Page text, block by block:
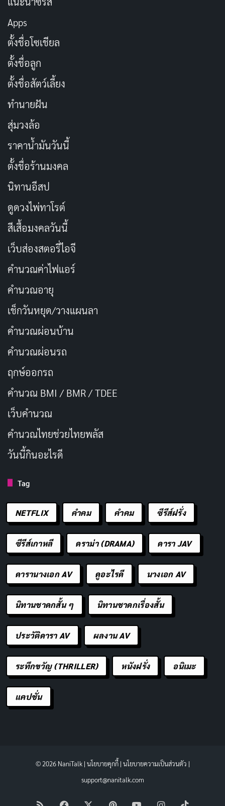
Apps
ตั้งชื่อโซเชียล
ตั้งชื่อลูก
ตั้งชื่อสัตว์เลี้ยง
ทำนายฝัน
สุ่มวงล้อ
ราคาน้ำมันวันนี้
ตั้งชื่อร้านมงคล
นิทานอีสป
ดูดวงไพ่ทาโรต์
สีเสื้อมงคลวันนี้
เว็บส่องสตอรี่ไอจี
คำนวณค่าไฟแอร์
คำนวณอายุ
เช็กวันหยุด/วางแผนลา
คำนวณผ่อนบ้าน
คำนวณผ่อนรถ
ฤกษ์ออกรถ
คำนวณ BMI / BMR / TDEE
เว็บคํานวณ
คํานวณไทยช่วยไทยพลัส
วันนี้กินอะไรดี
Tag
NETFLIX คำคม คําคม ซีรีส์ฝรั่ง
ซีรีส์เกาหลี ดราม่า (DRAMA) ดารา JAV
ดารานางเอก AV ดูอะไรดี นางเอก AV
นิทานชาดกสั้น ๆ นิทานชาดกเรื่องสั้น
ประวัติดารา AV ผลงาน AV
ระทึกขวัญ (THRILLER) หนังฝรั่ง อนิเมะ
แคปชั่น
© 2026 NaniTalk | นโยบายคุกกี้| นโยบายความเป็นส่วนตัว |
support@nanitalk.com